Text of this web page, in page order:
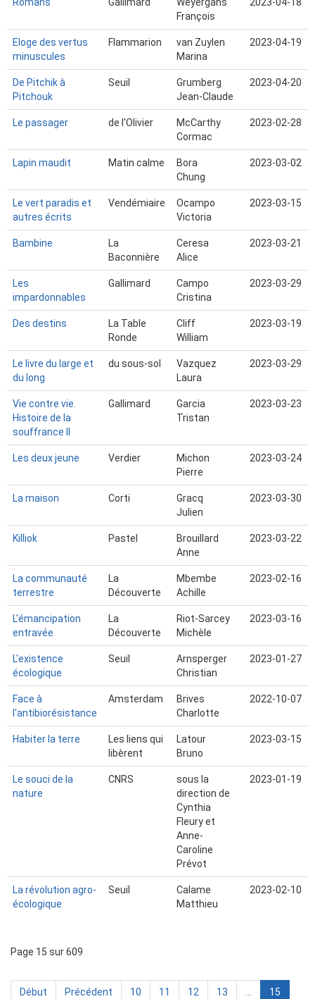
François
Eloge des vertus
minuscules
Flammarion
van Zuylen
Marina
2023-04-19
De Pitchik à
Pitchouk
Seuil
Grumberg
Jean-Claude
2023-04-20
Le passager de l'Olivier
McCarthy
Cormac
2023-02-28
Lapin maudit Matin calme
Bora
Chung
2023-03-02
Le vert paradis et
autres écrits
Vendémiaire
Ocampo
Victoria
2023-03-15
Bambine
La
Baconnière
Ceresa
Alice
2023-03-21
Les
impardonnables
Gallimard
Campo
Cristina
2023-03-29
Des destins
La Table
Ronde
Cliff
William
2023-03-19
Le livre du large et
du long
du sous-sol
Vazquez
Laura
2023-03-29
Vie contre vie.
Histoire de la
souffrance II
Gallimard
Garcia
Tristan
2023-03-23
Les deux jeune Verdier
Michon
Pierre
2023-03-24
La maison Corti
Gracq
Julien
2023-03-30
Killiok Pastel
Brouillard
Anne
2023-03-22
La communauté
terrestre
La
Découverte
Mbembe
Achille
2023-02-16
L'émancipation
entravée
La
Découverte
Riot-Sarcey
Michèle
2023-03-16
L'existence
écologique
Seuil
Arnsperger
Christian
2023-01-27
Face à
l'antibiorésistance
Amsterdam
Brives
Charlotte
2022-10-07
Habiter la terre
Les liens qui
libèrent
Latour
Bruno
2023-03-15
Le souci de la
nature
CNRS
sous la
direction de
Cynthia
Fleury et
Anne-
Caroline
Prévot
2023-01-19
La révolution agro-
écologique
Seuil
Calame
Matthieu
2023-02-10
Page 15 sur 609
Début Précédent 10 11 12 13 15